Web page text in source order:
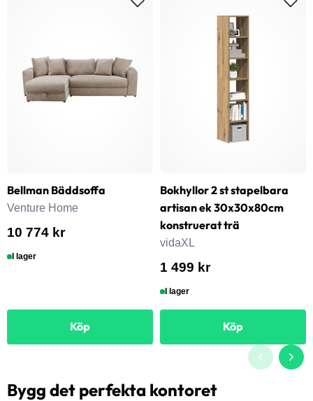
Bellman Bäddsoffa
Venture Home
10 774 kr
I lager
Köp
Bokhyllor 2 st stapelbara
artisan ek 30x30x80cm
konstruerat trä
vidaXL
1 499 kr
I lager
Köp
Bygg det perfekta kontoret